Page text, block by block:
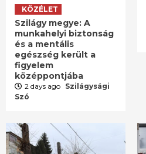
KÖZÉLET
Szilágy megye: A
munkahelyi biztonság
és a mentális
egészség került a
figyelem
középpontjába
2 days ago Szilágysági
Szó